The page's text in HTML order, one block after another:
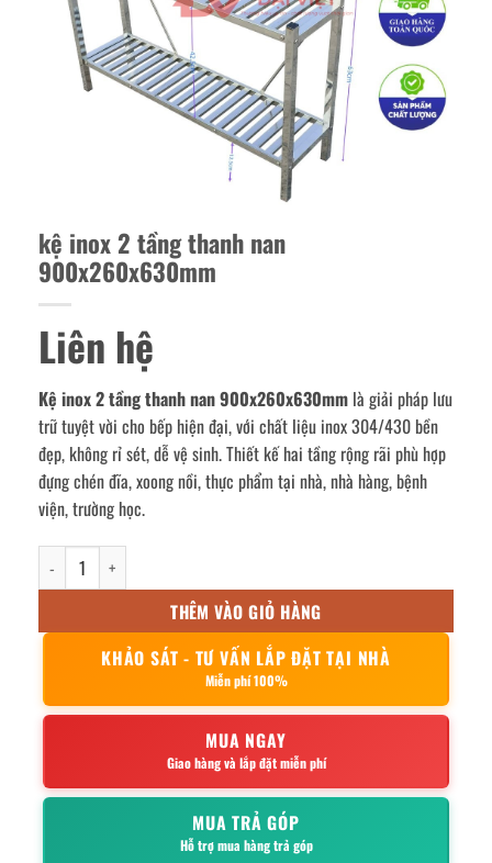
kệ inox 2 tầng thanh nan
900x260x630mm
Liên hệ
Kệ inox 2 tầng thanh nan 900x260x630mm là giải pháp lưu
trữ tuyệt vời cho bếp hiện đại, với chất liệu inox 304/430 bền
đẹp, không rỉ sét, dễ vệ sinh. Thiết kế hai tầng rộng rãi phù hợp
đựng chén đĩa, xoong nồi, thực phẩm tại nhà, nhà hàng, bệnh
viện, trường học.
kệ inox 2 tầng thanh nan 900x260x630mm số lượng
THÊM VÀO GIỎ HÀNG
KHẢO SÁT - TƯ VẤN LẮP ĐẶT TẠI NHÀ
Miễn phí 100%
MUA NGAY
Giao hàng và lắp đặt miễn phí
MUA TRẢ GÓP
Hỗ trợ mua hàng trả góp